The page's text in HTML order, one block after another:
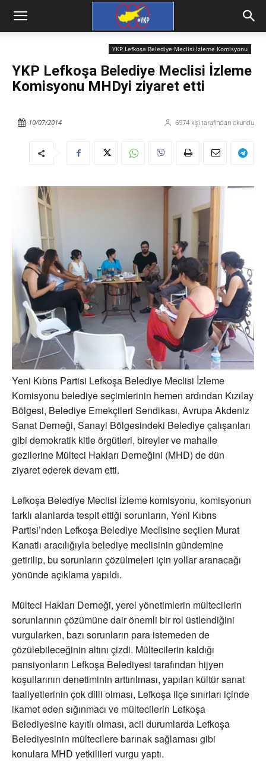
YKP Lefkoşa Belediye Meclisi İzleme Komisyonu
YKP Lefkoşa Belediye Meclisi İzleme
Komisyonu MHDyi ziyaret etti
6974 kişi tarafından okundu
10/07/2014
Yeni Kıbrıs Partisi Lefkoşa Belediye Meclisi İzleme
Komisyonu belediye seçimlerinin hemen ardından Kızılay
Bölgesi, Belediye Emekçileri Sendikası, Avrupa Akdeniz
Sanat Derneği, Sanayi Bölgesindeki Belediye çalışanları
gibi demokratik kitle örgütleri, bireyler ve mahalle
gezilerine Mülteci Hakları Derneğini (MHD) de dün
ziyaret ederek devam etti.
Lefkoşa Belediye Meclisi İzleme komisyonu, komisyonun
farklı alanlarda tespit ettiği sorunların, Yeni Kıbrıs
Partisi’nden Lefkoşa Belediye Meclisine seçilen Murat
Kanatlı aracılığıyla belediye meclisinin gündemine
getirilip, bu sorunların çözülmeleri için yollar aranacağı
yönünde açıklama yapıldı.
Mülteci Hakları Derneği, yerel yönetimlerin mültecilerin
sorunlarının çözümüne dair önemli bir rol üstlendiğini
vurgularken, bazı sorunların para istemeden de
çözülebileceğinin altını çizdi. Mültecilerin kaldığı
pansiyonların Lefkoşa Belediyesi tarafından hijyen
koşullarının denetiminin arttırılması, yapılan kültür sanat
faaliyetlerinin çok dilli olması, Lefkoşa ilçe sınırları içinde
ikamet eden sığınmacı ve mültecilerin Lefkoşa
Belediyesine kayıtlı olması, acil durumlarda Lefkoşa
Belediyesinin mültecilere barınak sağlaması gibi
konulara MHD yetkilileri vurgu yaptı.